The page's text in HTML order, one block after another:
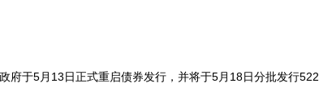
于5月13日正式重启债券发行，并将于5月18日分批发行522